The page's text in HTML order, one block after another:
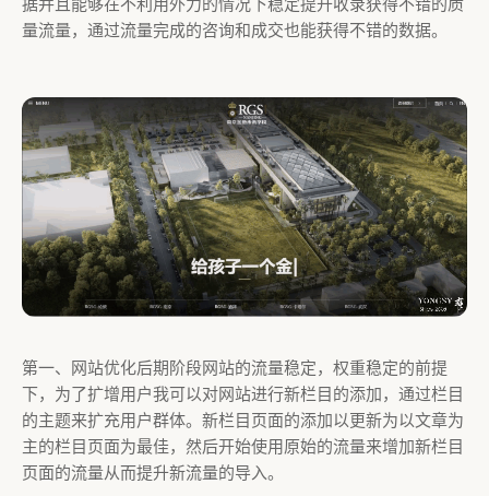
据并且能够在不利用外力的情况下稳定提升收录获得不错的质
量流量，通过流量完成的咨询和成交也能获得不错的数据。
第一、网站优化后期阶段网站的流量稳定，权重稳定的前提
下，为了扩增用户我可以对网站进行新栏目的添加，通过栏目
的主题来扩充用户群体。新栏目页面的添加以更新为以文章为
主的栏目页面为最佳，然后开始使用原始的流量来增加新栏目
页面的流量从而提升新流量的导入。